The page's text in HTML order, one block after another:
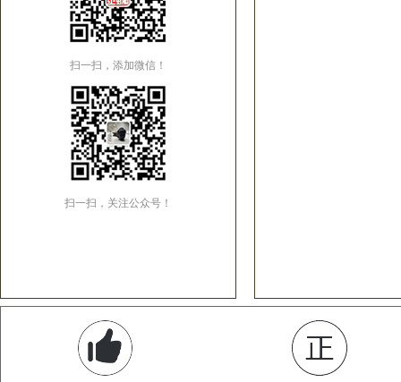
扫一扫，添加微信！
扫一扫，关注公众号！